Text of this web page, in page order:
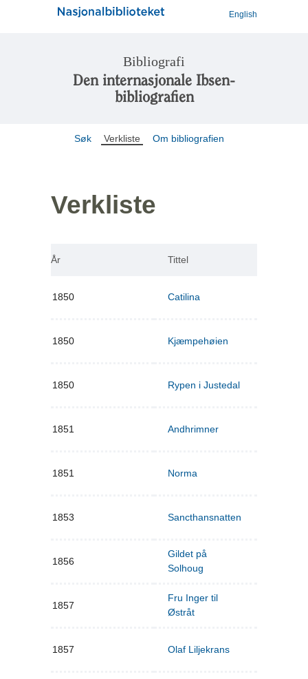
English
Bibliografi
Den internasjonale Ibsen-
bibliografien
Søk Verkliste Om bibliografien
Verkliste
År Tittel
1850 Catilina
1850 Kjæmpehøien
1850 Rypen i Justedal
1851 Andhrimner
1851 Norma
1853 Sancthansnatten
1856
Gildet på
Solhoug
1857
Fru Inger til
Østråt
1857 Olaf Liljekrans